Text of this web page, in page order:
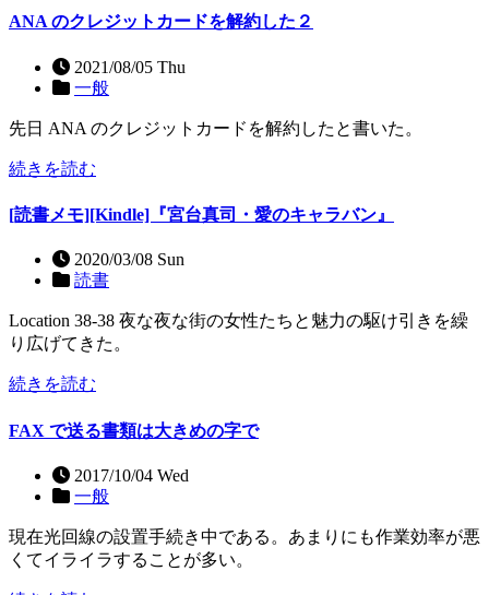
ANA のクレジットカードを解約した２
2021/08/05 Thu
一般
先日 ANA のクレジットカードを解約したと書いた。
続きを読む
[読書メモ][Kindle]『宮台真司・愛のキャラバン』
2020/03/08 Sun
読書
Location 38-38 夜な夜な街の女性たちと魅力の駆け引きを繰
り広げてきた。
続きを読む
FAX で送る書類は大きめの字で
2017/10/04 Wed
一般
現在光回線の設置手続き中である。あまりにも作業効率が悪
くてイライラすることが多い。